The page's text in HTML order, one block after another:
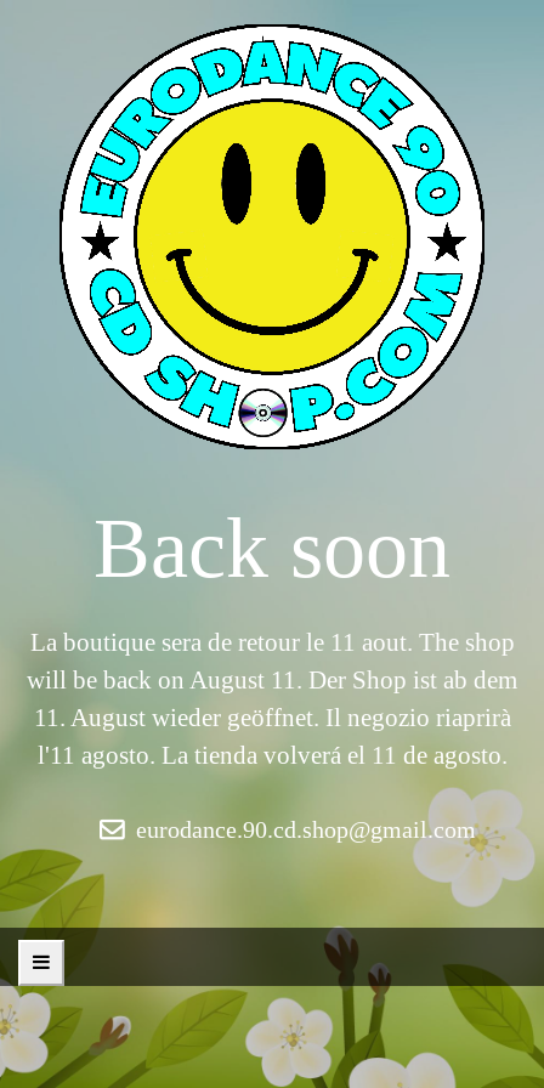
Back soon
La boutique sera de retour le 11 aout. The shop
will be back on August 11. Der Shop ist ab dem
11. August wieder geöffnet. Il negozio riaprirà
l'11 agosto. La tienda volverá el 11 de agosto.
eurodance.90.cd.shop@gmail.com